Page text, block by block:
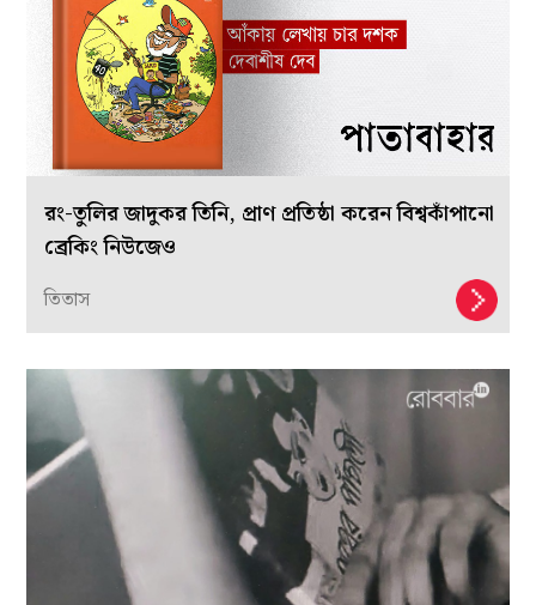
রং-তুলির জাদুকর তিনি, প্রাণ প্রতিষ্ঠা করেন বিশ্বকাঁপানো
ব্রেকিং নিউজেও
তিতাস